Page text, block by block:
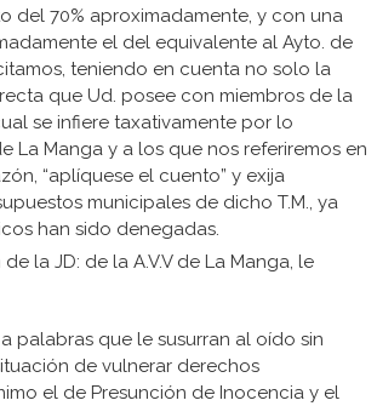
del 70% aproximadamente, y con una
el del equivalente al Ayto. de
teniendo en cuenta no solo la
que Ud. posee con miembros de la
se infiere taxativamente por lo
La Manga y a los que nos referiremos en
“aplíquese el cuento” y exija
municipales de dicho T.M., ya
han sido denegadas.
la JD: de la A.V.V de La Manga, le
palabras que le susurran al oído sin
de vulnerar derechos
el de Presunción de Inocencia y el